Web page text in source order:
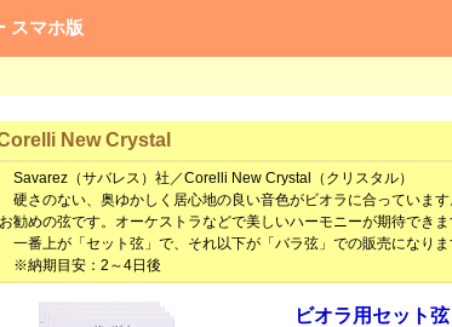
スマホ版
New Crystal
Savarez（サバレス）社／Corelli New Crystal（クリスタル）
硬さのない、奥ゆかしく居心地の良い音色がビオラに合っていま
お勧めの弦です。オーケストラなどで美しいハーモニーが期待できま
一番上が「セット弦」で、それ以下が「バラ弦」での販売になりま
※納期目安：2～4日後
ビオラ用セット弦